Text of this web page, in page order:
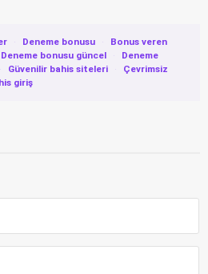
· Deneme bonusu ·
Bonus veren
Deneme bonusu güncel ·
Deneme
· Güvenilir bahis siteleri ·
Çevrimsiz
giriş